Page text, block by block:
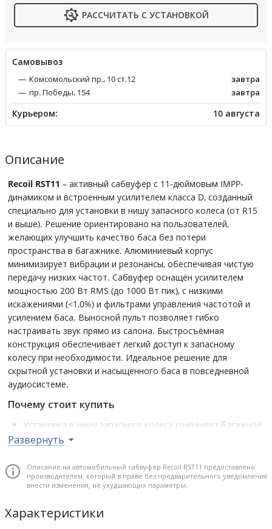
РАССЧИТАТЬ С УСТАНОВКОЙ
Cамовывоз
Комсомольский пр., 10 ст.12
завтра
пр. Победы, 154
завтра
Курьером: 10 августа
Описание
Recoil RST11 – активный сабвуфер с 11-дюймовым IMPP-
динамиком и встроенным усилителем класса D, созданный
специально для установки в нишу запасного колеса (от R15
и выше). Решение ориентировано на пользователей,
желающих улучшить качество баса без потери
пространства в багажнике. Алюминиевый корпус
минимизирует вибрации и резонансы, обеспечивая чистую
передачу низких частот. Сабвуфер оснащён усилителем
мощностью 200 Вт RMS (до 1000 Вт пик), с низкими
искажениями (<1,0%) и фильтрами управления частотой и
усилением баса. Выносной пульт позволяет гибко
настраивать звук прямо из салона. Быстросъёмная
конструкция обеспечивает легкий доступ к запасному
колесу при необходимости. Идеальное решение для
скрытной установки и насыщенного баса в повседневной
аудиосистеме.
Почему стоит купить
Установка в нишу запасного колеса сохраняет багажное
пространство автомобиля.
обеспечивает стабильную работу даже при высокой
громкости.
эффективностью — готовое решение без
необходимости в внешней компонентной базе.
Развернуть
Описание на автомобильный сабвуфер Recoil RST11 предоставлено
производителем, который в праве без предварительного уведомления
внести изменения, не ухудшающих параметры.
Характеристики